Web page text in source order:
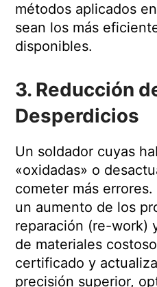
métodos aplicados
sean los más
disponibles.
3. Reducción
Desperdicios
Un soldador cuyas
«oxidadas» o
cometer más
un aumento de los
reparación (re-work)
de materiales
certificado y
precisión superior,